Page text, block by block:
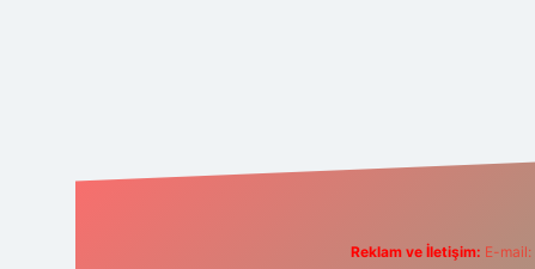
Reklam ve İletişim: E-mail: